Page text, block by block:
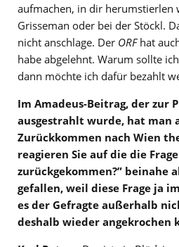
aufmachen, in dir herumstierlen
Grisseman oder bei der Stöckl.
nicht anschlage. Der ORFhat
habe abgelehnt. Warum sollte
dann möchte ich dafür bezahlt
Im Amadeus-Beitrag, der zur
ausgestrahlt wurde, hat man
Zurückkommen nach Wien
reagieren Sie auf die die
zurückgekommen?” beinahe
gefallen, weil diese Frage ja
es der Gefragte außerhalb
deshalb wieder angekrochen